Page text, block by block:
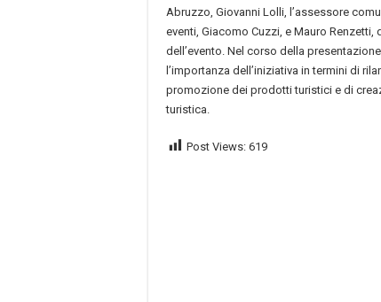
Abruzzo, Giovanni Lolli, l’assessore
eventi, Giacomo Cuzzi, e Mauro
dell’evento. Nel corso della
l’importanza dell’iniziativa in termini di
promozione dei prodotti turistici e di
turistica.
Post Views: 619